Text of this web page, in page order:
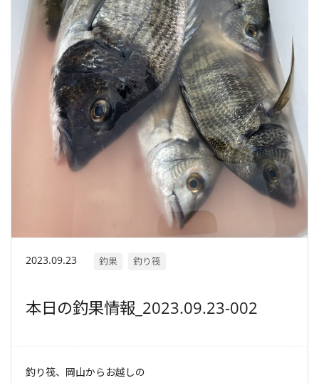
2023.09.23 釣果 釣り筏
本日の釣果情報_2023.09.23-002
釣り筏、岡山からお越しの